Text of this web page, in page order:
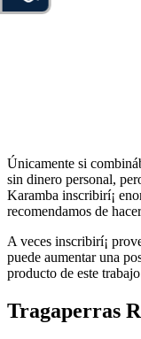
Únicamente si
sin dinero personal,
Karamba inscribirí¡
recomendamos de
A veces inscribirí¡
puede aumentar una
producto de este
Tragaperras